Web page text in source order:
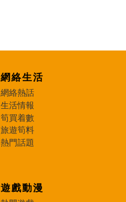
網絡生活
網絡熱話
生活情報
筍買着數
旅遊筍料
熱門話題
遊戲動漫